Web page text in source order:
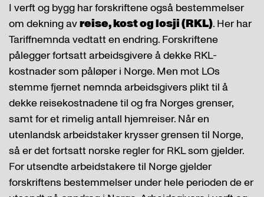
I verft og bygg har forskriftene også bestemmelser
om dekning avreise, kost og losji (RKL). Her har
Tariffnemnda vedtatt en endring. Forskriftene
pålegger fortsatt arbeidsgivere å dekke RKL-
kostnader som påløper i Norge. Men mot LOs
stemme fjernet nemnda arbeidsgivers plikt til å
dekke reisekostnadene til og fra Norges grenser,
samt for et rimelig antall hjemreiser. Når en
utenlandsk arbeidstaker krysser grensen til Norge,
så er det fortsatt norske regler for RKL som gjelder.
For utsendte arbeidstakere til Norge gjelder
forskriftens bestemmelser under hele perioden de er